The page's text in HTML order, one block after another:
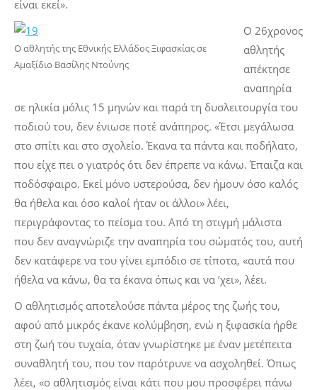
είναι εκεί».
Ο αθλητής της Εθνικής Ελλάδος Ξιφασκίας σε
Αμαξίδιο Βασίλης Ντούνης
Ο 26χρονος
αθλητής
απέκτησε
αναπηρία
σε ηλικία μόλις 15 μηνών και παρά τη δυσλειτουργία του
ποδιού του, δεν ένιωσε ποτέ ανάπηρος. «Έτσι μεγάλωσα
στο σπίτι και στο σχολείο. Έκανα τα πάντα και ποδήλατο,
που είχε πει ο γιατρός ότι δεν έπρεπε να κάνω. Έπαιζα και
ποδόσφαιρο. Εκεί μόνο υστερούσα, δεν ήμουν όσο καλός
θα ήθελα και όσο καλοί ήταν οι άλλοι» λέει,
περιγράφοντας το πείσμα του. Από τη στιγμή μάλιστα
που δεν αναγνώριζε την αναπηρία του σώματός του, αυτή
δεν κατάφερε να του γίνει εμπόδιο σε τίποτα, «αυτά που
ήθελα να κάνω, θα τα έκανα όπως και να ‘χει», λέει.
Ο αθλητισμός αποτελούσε πάντα μέρος της ζωής του,
αφού από μικρός έκανε κολύμβηση, ενώ η ξιφασκία ήρθε
στη ζωή του τυχαία, όταν γνωρίστηκε με έναν μετέπειτα
συναθλητή του, που τον παρότρυνε να ασχοληθεί. Όπως
λέει, «ο αθλητισμός είναι κάτι που μου προσφέρει πάνω